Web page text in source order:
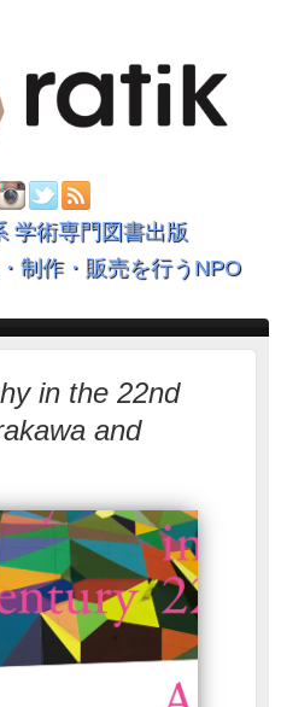
学術専門図書出版
制作・販売を行うNPO
in the 22nd
and